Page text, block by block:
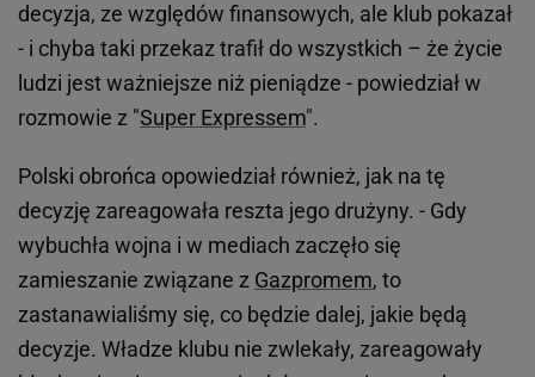
decyzja, ze względów finansowych, ale klub pokazał
- i chyba taki przekaz trafił do wszystkich – że życie
ludzi jest ważniejsze niż pieniądze - powiedział w
rozmowie z "Super Expressem".
Polski obrońca opowiedział również, jak na tę
decyzję zareagowała reszta jego drużyny. - Gdy
wybuchła wojna i w mediach zaczęło się
zamieszanie związane z Gazpromem, to
zastanawialiśmy się, co będzie dalej, jakie będą
decyzje. Władze klubu nie zwlekały, zareagowały